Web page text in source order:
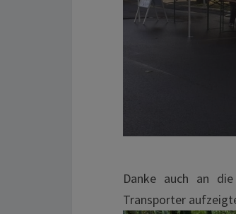
Danke auch an
Transporter